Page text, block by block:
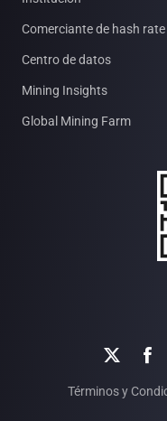
Comerciante de hash rate
Centro de datos
Mining Insights
Global Mining Farm
 
Términos y